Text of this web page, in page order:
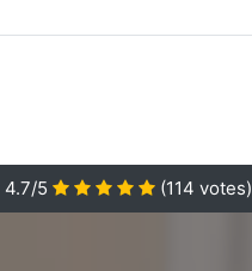
4.7/5 (114 votes)